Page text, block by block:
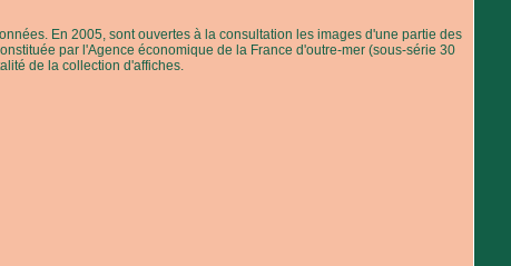
En 2005, sont ouvertes à la consultation les images d'une partie des
par l'Agence économique de la France d'outre-mer (sous-série 30
de la collection d'affiches.